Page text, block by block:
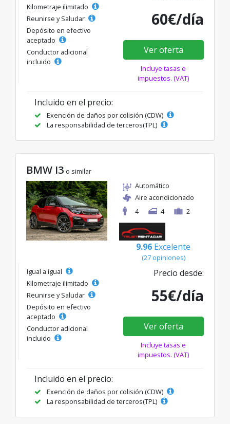
Kilometraje ilimitado
Reunirse y Saludar
Depósito en efectivo
aceptado
Conductor adicional
incluido
60€/día
Ver oferta
Incluye tasas e
impuestos. (VAT)
Incluido en el precio:
Exención de daños por colisión (CDW)
La responsabilidad de terceros(TPL)
BMW I3 o similar
Automático
Aire acondicionado
4
4 2
9.96 Excelente
(27 opiniones)
Igual a igual
Kilometraje ilimitado
Reunirse y Saludar
Depósito en efectivo
aceptado
Conductor adicional
incluido
Precio desde:
55€/día
Ver oferta
Incluye tasas e
impuestos. (VAT)
Incluido en el precio:
Exención de daños por colisión (CDW)
La responsabilidad de terceros(TPL)